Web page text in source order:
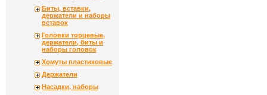
Биты, вставки,
держатели и наборы
вставок
Головки торцевые,
держатели, биты и
наборы головок
Хомуты пластиковые
Держатели
Насадки, наборы